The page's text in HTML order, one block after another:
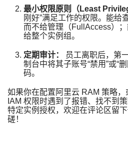
最小权限原则（Least
刚好”满足工作的权限。能给
而不给管理（FullAccess）
给整个实例组。
定期审计：
员工离职后，第
制台中将其子账号“禁用”或“
码。
如果你在配置阿里云 RAM 策略
IAM 权限时遇到了报错、找不到
特定实例授权，欢迎在评论区留
磋！